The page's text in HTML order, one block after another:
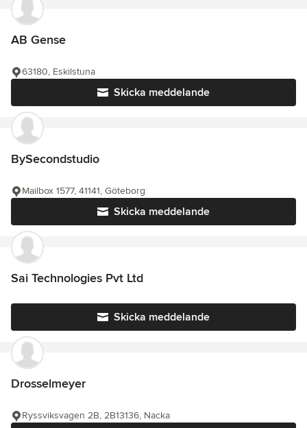
AB Gense
Skicka meddelande
63180, Eskilstuna
BySecondstudio
Skicka meddelande
Mailbox 1577, 41141, Göteborg
Sai Technologies Pvt Ltd
Skicka meddelande
Drosselmeyer
Ryssviksvagen 2B, 2B13136, Nacka